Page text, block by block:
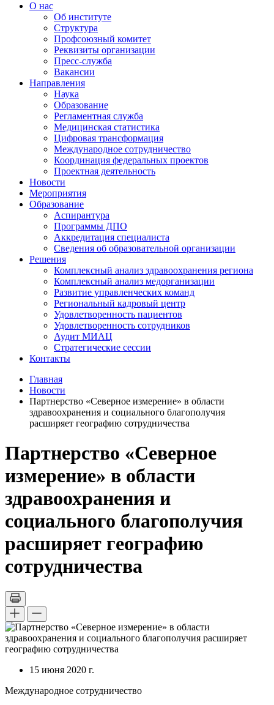
О нас
Об институте
Структура
Профсоюзный комитет
Реквизиты организации
Пресс-служба
Вакансии
Направления
Наука
Образование
Регламентная служба
Медицинская статистика
Цифровая трансформация
Международное сотрудничество
Координация федеральных проектов
Проектная деятельность
Новости
Мероприятия
Образование
Аспирантура
Программы ДПО
Аккредитация специалиста
Сведения об образовательной организации
Решения
Комплексный анализ здравоохранения региона
Комплексный анализ медорганизации
Развитие управленческих команд
Региональный кадровый центр
Удовлетворенность пациентов
Удовлетворенность сотрудников
Аудит МИАЦ
Стратегические сессии
Контакты
Главная
Новости
Партнерство «Северное измерение» в области
здравоохранения и социального благополучия
расширяет географию сотрудничества
Партнерство «Северное
измерение» в области
здравоохранения и
социального благополучия
расширяет географию
сотрудничества
15 июня 2020 г.
Международное сотрудничество